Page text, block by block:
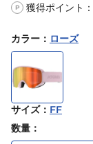
P 獲得ポイント：
カラー ： ローズ
サイズ： FF
数量：